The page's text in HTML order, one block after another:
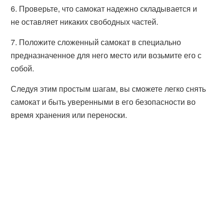
6. Проверьте, что самокат надежно складывается и
не оставляет никаких свободных частей.
7. Положите сложенный самокат в специально
предназначенное для него место или возьмите его с
собой.
Следуя этим простым шагам, вы сможете легко снять
самокат и быть уверенными в его безопасности во
время хранения или переноски.